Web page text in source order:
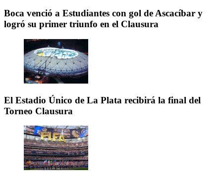
Boca venció a Estudiantes con gol de Ascacíbar y
logró su primer triunfo en el Clausura
El Estadio Único de La Plata recibirá la final del
Torneo Clausura